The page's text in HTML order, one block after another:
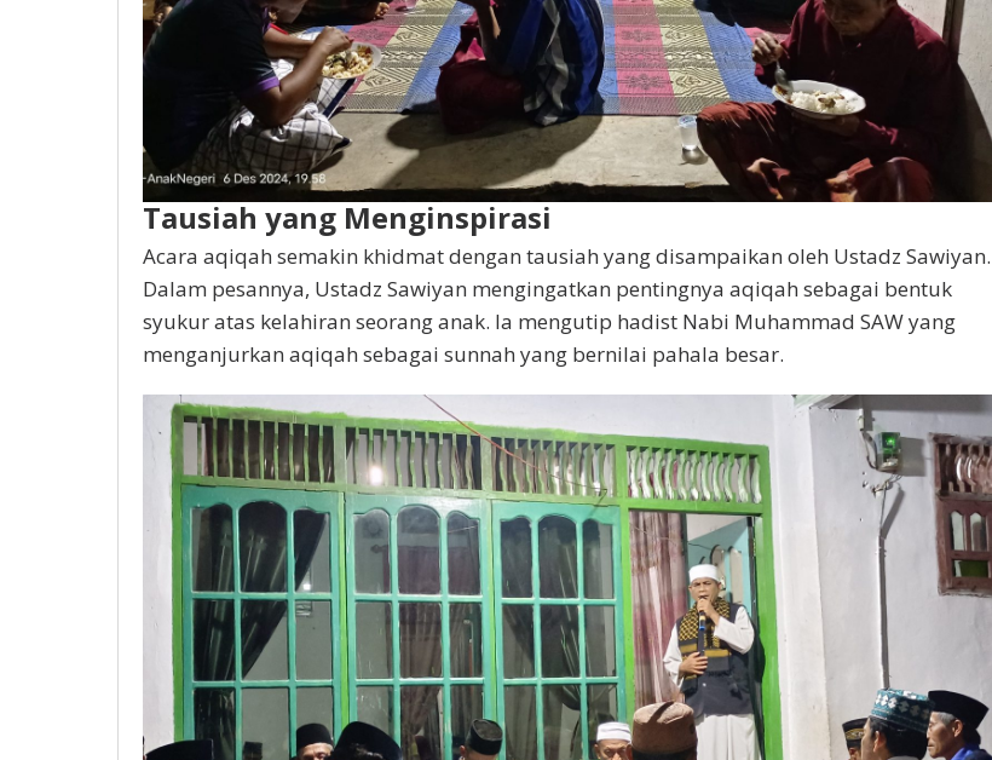
Tausiah yang Menginspirasi
Acara aqiqah semakin khidmat dengan tausiah yang disampaikan oleh Ustadz Sawiyan.
Dalam pesannya, Ustadz Sawiyan mengingatkan pentingnya aqiqah sebagai bentuk
syukur atas kelahiran seorang anak. Ia mengutip hadist Nabi Muhammad SAW yang
menganjurkan aqiqah sebagai sunnah yang bernilai pahala besar.